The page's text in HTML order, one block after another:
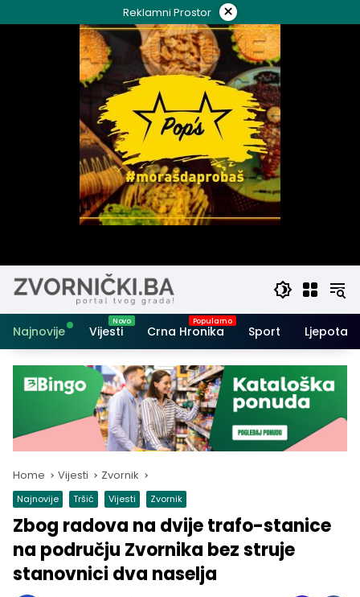
to
Reklamni Prostor ×
Najnovije Vijesti Crna Hronika Sport Ljepota i
Home Vijesti Zvornik
Najnovije Tršić Vijesti Zvornik
Zbog radova na dvije trafo-stanice
na području Zvornika bez struje
stanovnici dva naselja